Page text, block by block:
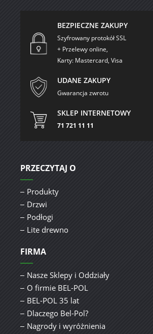
BEZPIECZNE ZAKUPY
Szyfrowany protokół SSL
+ Przelewy online,
Karty: Mastercard, Visa
UDANE ZAKUPY
Gwarancja zwrotu
SKLEP INTERNETOWY
71 721 11 11
PRZECZYTAJ O
Produkty
Drzwi
Podłogi
Lite drewno
FIRMA
Nasze Sklepy i Oddziały
O firmie BEL-POL
BEL-POL 35 lat
Dlaczego Bel-Pol?
Nagrody i wyróżnienia